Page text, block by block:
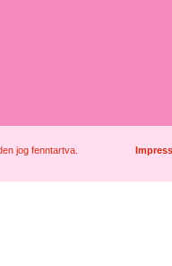
jog fenntartva.